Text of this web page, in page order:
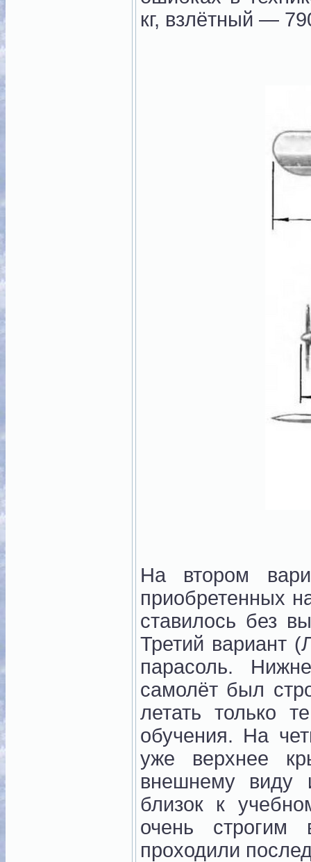
кг, взлётный —
На втором
приобретенных
ставилось без
Третий вариант
парасоль.
самолёт был
летать только
обучения. На
уже верхнее
внешнему виду
близок к
очень
проходили